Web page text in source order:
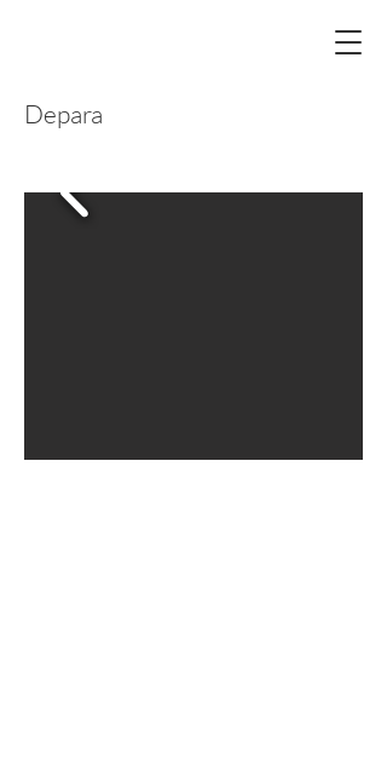
Depara